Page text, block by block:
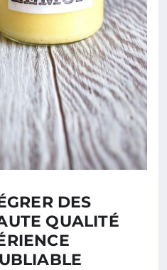
DES
QUALITÉ